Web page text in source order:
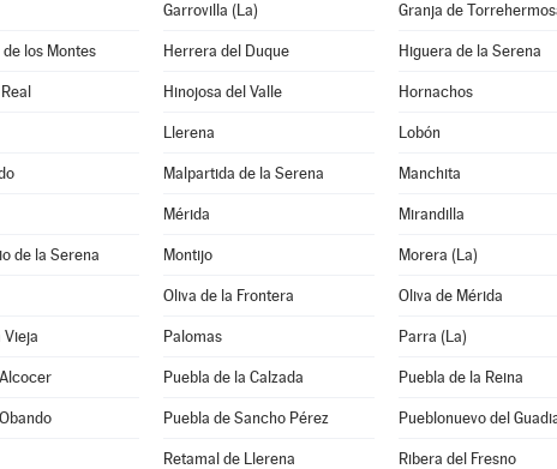
Garrovilla (La) Granja de
los Montes Herrera del Duque Higuera de la Serena
Hinojosa del Valle Hornachos
Llerena Lobón
Malpartida de la Serena Manchita
Mérida Mirandilla
de la Serena Montijo Morera (La)
Oliva de la Frontera Oliva de Mérida
Vieja Palomas Parra (La)
Puebla de la Calzada Puebla de la Reina
Puebla de Sancho Pérez Pueblonuevo del
Retamal de Llerena Ribera del Fresno